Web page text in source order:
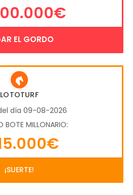
EL GORDO
LOTOTURF
día 09-08-2026
BOTE MILLONARIO:
¡SUERTE!